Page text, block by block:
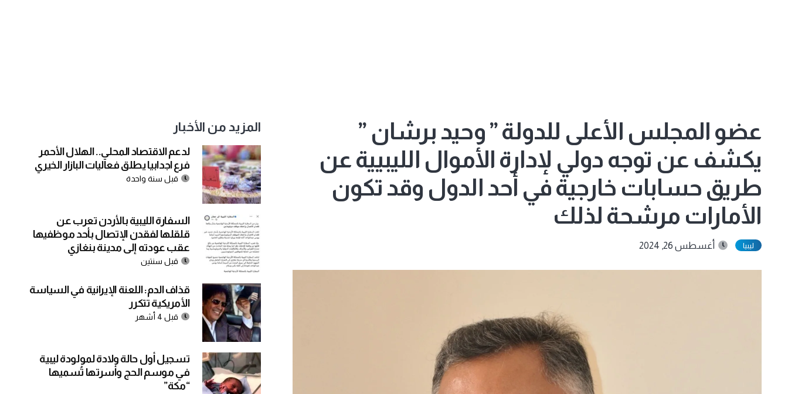
عضو المجلس الأعلى للدولة ” وحيد برشان ”
يكشف عن توجه دولي لإدارة الأموال الليبيية عن
طريق حسابات خارجية في أحد الدول وقد تكون
الأمارات مرشحة لذلك
ليبيا أغسطس 26, 2024
المزيد من الأخبار
لدعم الاقتصاد المحلي.. الهلال الأحمر
فرع اجدابيا يطلق فعاليات البازار الخيري
قبل سنة واحدة
السفارة الليبية بالأردن تعرب عن
قلقلها لفقدن الإتصال بأحد موظفيها
عقب عودته إلى مدينة بنغازي
قبل سنتين
قذاف الدم: اللعنة الإيرانية في السياسة
الأمريكية تتكرر
قبل 4 أشهر
تسجيل أول حالة ولادة لمولودة ليبية
في موسم الحج وأسرتها تُسميها
“مكة”